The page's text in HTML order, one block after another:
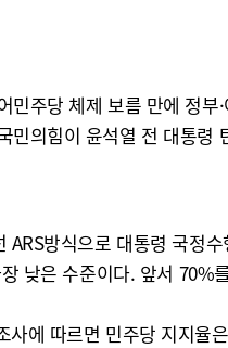
주당 체제 보름 만에 정
의힘이 윤석열 전 대통령
방식으로 대통령 국
낮은 수준이다. 앞서
에 따르면 민주당 지지